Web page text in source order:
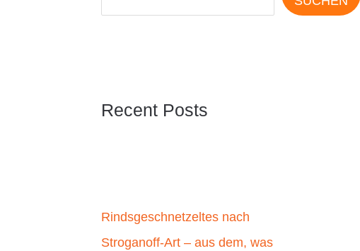
Recent Posts
Rindsgeschnetzeltes nach
Stroganoff-Art – aus dem, was